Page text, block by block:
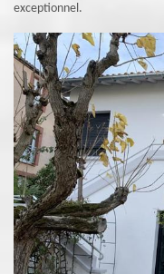
exceptionnel.